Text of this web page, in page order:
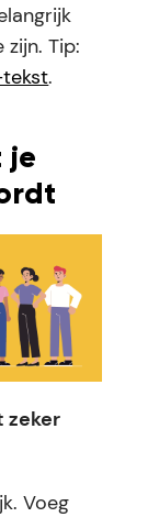
Tip:
tekst.
je
zeker
Voeg